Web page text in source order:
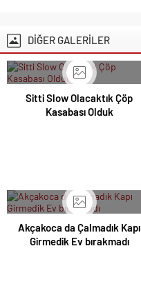
DİĞER GALERİLER
Sitti Slow Olacaktık Çöp
Kasabası Olduk
Akçakoca da Çalmadık Kapı
Girmedik Ev bırakmadı